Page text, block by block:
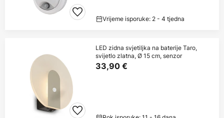
Vrijeme isporuke: 2 - 4 tjedna
LED zidna svjetiljka na baterije Taro,
svijetlo zlatna, Ø 15 cm, senzor
33,90 €